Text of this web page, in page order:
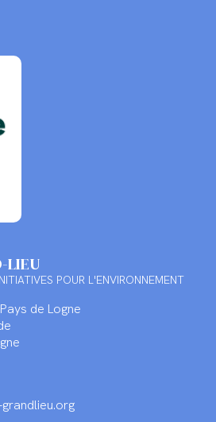
LIEU
POUR L'ENVIRONNEMENT
de Logne